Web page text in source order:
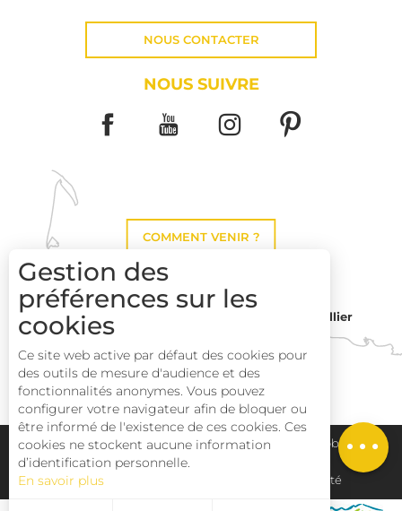
NOUS CONTACTER
NOUS SUIVRE
COMMENT VENIR ?
Montpellier
Perpignan
Plan du site Pays Haut Languedoc et Vignobles
Mentions légales Déclaration d'accessibilité
Gestion des
préférences sur les
cookies
Ce site web active par défaut des cookies pour
des outils de mesure d'audience et des
fonctionnalités anonymes. Vous pouvez
configurer votre navigateur afin de bloquer ou
être informé de l'existence de ces cookies. Ces
cookies ne stockent aucune information
d’identification personnelle.
En savoir plus